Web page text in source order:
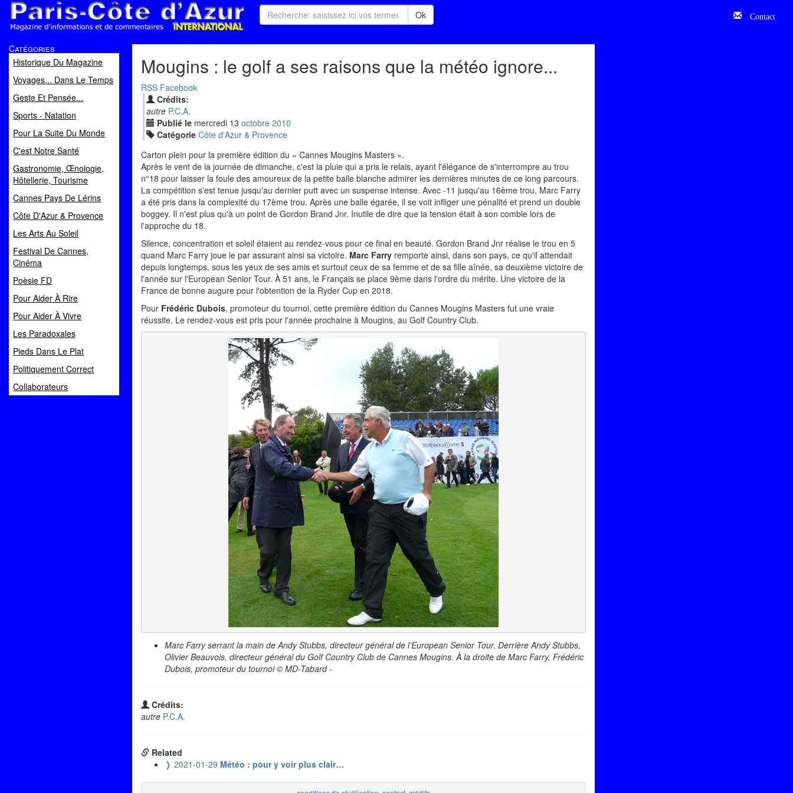
Magazine d'informations et de commentaires
Ok Contact
Catégories
Historique Du Magazine
Voyages... Dans Le Temps
Geste Et Pensée...
Sports - Natation
Pour La Suite Du Monde
C'est Notre Santé
Gastronomie, Œnologie,
Hôtellerie, Tourisme
Cannes Pays De Lérins
Côte D'Azur & Provence
Les Arts Au Soleil
Festival De Cannes,
Cinéma
Poèsie FD
Pour Aider À Rire
Pour Aider À Vivre
Les Paradoxales
Pieds Dans Le Plat
Politiquement Correct
Collaborateurs
Mougins : le golf a ses raisons que la météo ignore...
RSS Facebook
Crédits:
autre P.C.A.
Publié le mercredi 13 octobre 2010
Catégorie Côte d'Azur & Provence
Carton plein pour la première édition du « Cannes Mougins Masters ».
Après le vent de la journée de dimanche, c'est la pluie qui a pris le relais, ayant l'élégance de s'interrompre au trou
n°18 pour laisser la foule des amoureux de la petite balle blanche admirer les dernières minutes de ce long parcours.
La compétition s'est tenue jusqu'au dernier putt avec un suspense intense. Avec -11 jusqu'au 16ème trou, Marc Farry
a été pris dans la complexité du 17ème trou. Après une balle égarée, il se voit infliger une pénalité et prend un double
boggey. Il n'est plus qu'à un point de Gordon Brand Jnr. Inutile de dire que la tension était à son comble lors de
l'approche du 18.
Silence, concentration et soleil étaient au rendez-vous pour ce final en beauté. Gordon Brand Jnr réalise le trou en 5
quand Marc Farry joue le par assurant ainsi sa victoire. Marc Farry remporte ainsi, dans son pays, ce qu'il attendait
depuis longtemps, sous les yeux de ses amis et surtout ceux de sa femme et de sa fille aînée, sa deuxième victoire de
l'année sur l'European Senior Tour. À 51 ans, le Français se place 9ème dans l'ordre du mérite. Une victoire de la
France de bonne augure pour l'obtention de la Ryder Cup en 2018.
Pour Frédéric Dubois, promoteur du tournoi, cette première édition du Cannes Mougins Masters fut une vraie
réussite. Le rendez-vous est pris pour l'année prochaine à Mougins, au Golf Country Club.
Marc Farry serrant la main de Andy Stubbs, directeur général de l’European Senior Tour. Derrière Andy Stubbs,
Olivier Beauvois, directeur général du Golf Country Club de Cannes Mougins. À la droite de Marc Farry, Frédéric
Dubois, promoteur du tournoi © MD-Tabard -
Crédits:
autre P.C.A.
Related
❭ 2021-01-29 Météo : pour y voir plus clair…